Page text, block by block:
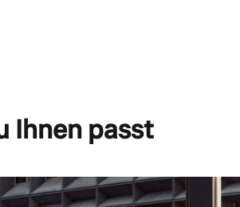
Ihnen passt